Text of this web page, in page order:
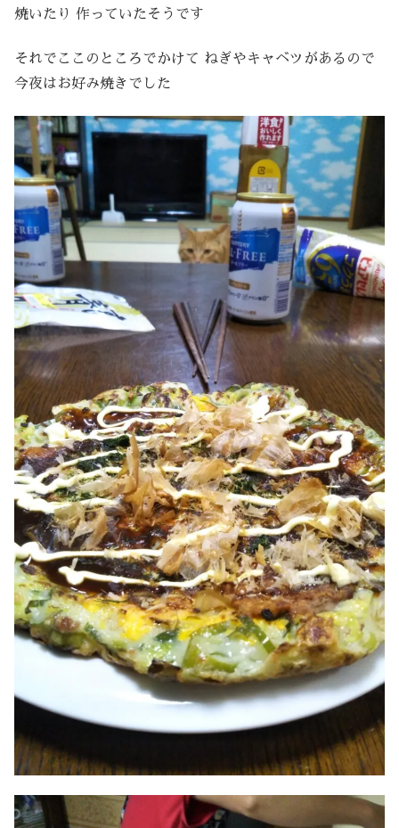
焼いたり 作っていたそうです
それでここのところでかけて ねぎやキャベツがあるので
今夜はお好み焼きでした